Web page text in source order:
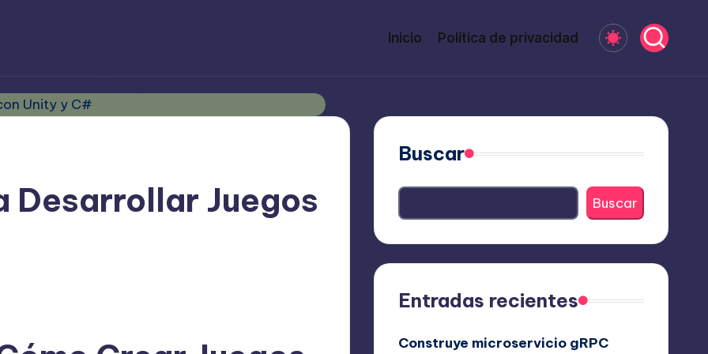
Inicio Política de privacidad
Desarrollar Juegos
Buscar
Buscar
Entradas recientes
Construye microservicio gRPC